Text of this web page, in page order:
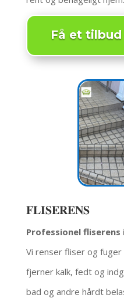
Få et
𝐅𝐋𝐈𝐒𝐄𝐑𝐄𝐍𝐒
Professionel fliserens
Vi renser fliser og
fjerner kalk, fedt og
bad og andre hårdt